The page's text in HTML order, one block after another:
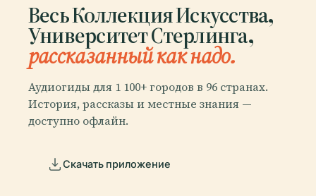
Весь Коллекция Искусства,
Университет Стерлинга,
рассказанный как надо.
Аудиогиды для 1 100+ городов в 96 странах.
История, рассказы и местные знания —
доступно офлайн.
Скачать приложение